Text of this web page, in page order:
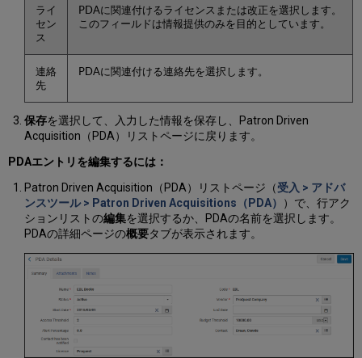
ライ
セン
ス
PDAに関連付けるライセンスまたは改正を選択します。
このフィールドは情報提供のみを目的としています。
連絡
先
PDAに関連付ける連絡先を選択します。
保存を選択して、入力した情報を保存し、Patron Driven
Acquisition（PDA）リストページに戻ります。
PDAエントリを編集するには：
Patron Driven Acquisition（PDA）リストページ（受入 > アドバ
ンスツール > Patron Driven Acquisitions（PDA）
）で、行アク
ションリストの編集を選択するか、PDAの名前を選択します。
PDAの詳細ページの概要タブが表示されます。